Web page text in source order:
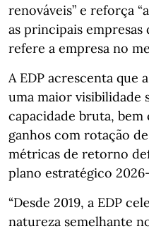
renováveis” e reforça
as principais empresas
refere a empresa no
A EDP acrescenta que
uma maior visibilidade
capacidade bruta, bem
ganhos com rotação
métricas de retorno
plano estratégico
“Desde 2019, a EDP
natureza semelhante